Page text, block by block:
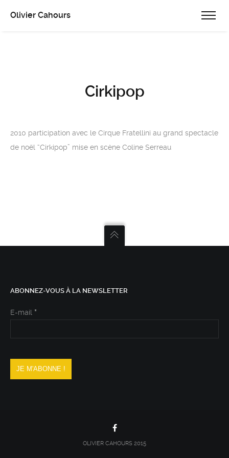
Olivier Cahours
Cirkipop
2010 participation avec le Cirque Fratellini au grand spectacle
de noël “Cirkipop” mise en scène Coline Serreau
ABONNEZ-VOUS À LA NEWSLETTER
E-mail *
OLIVIER CAHOURS 2015